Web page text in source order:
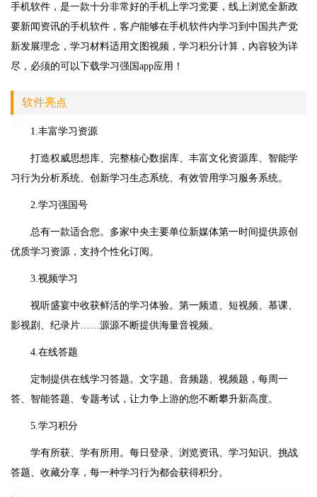
手机软件，是一款十分非常好的手机上学习党要，线上浏览全新政
要新闻资讯的手机软件，客户能够在手机软件内学习到中国共产党
新发展理念，学习材料适用文图视频，学习积分计算，內容较为详
尽，必须的可以下载学习强国app应用！
软件亮点
1.丰富学习资源
打造权威思想库、完整核心数据库、丰富文化资源库、智能学
习行为分析系统、创新学习生态系统、有效管用学习服务系统。
2.学习强国号
总有一款适合您。多家中央主要单位新媒体第一时间提供原创
优质学习资源，支持个性化订阅。
3.视频学习
视听盛宴中收获鲜活的学习体验。第一频道、短视频、慕课、
影视剧、纪录片……源源不断提供海量音视频。
4.在线答题
定制提供在线学习答题。文字题、音频题、视频题，每周一
答、智能答题、专题考试，让力争上游的您不断攀升新高度。
5.学习积分
学有所获、学有所用。每日登录、浏览资讯、学习知识、挑战
答题、收藏分享，每一种学习行为都会获得积分。